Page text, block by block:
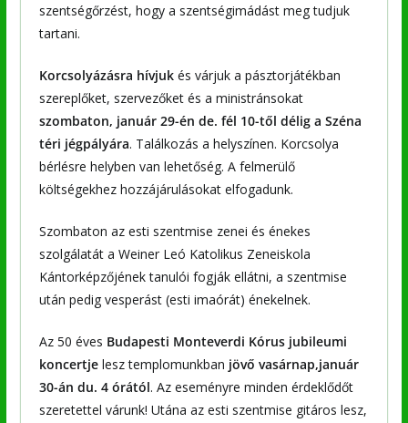
szentségőrzést, hogy a szentségimádást meg tudjuk
tartani.
Korcsolyázásra hívjukés várjuk a pásztorjátékban
szereplőket, szervezőket és a ministránsokat
szombaton, január 29-én de. fél 10-től délig a Széna
téri jégpályára. Találkozás a helyszínen. Korcsolya
bérlésre helyben van lehetőség. A felmerülő
költségekhez hozzájárulásokat elfogadunk.
Szombaton az esti szentmise zenei és énekes
szolgálatát a Weiner Leó Katolikus Zeneiskola
Kántorképzőjének tanulói fogják ellátni, a szentmise
után pedig vesperást (esti imaórát) énekelnek.
Az 50 éves Budapesti Monteverdi Kórus jubileumi
koncertjelesz templomunkban jövő vasárnap,január
30-án du. 4 órától. Az eseményre minden érdeklődőt
szeretettel várunk! Utána az esti szentmise gitáros lesz,